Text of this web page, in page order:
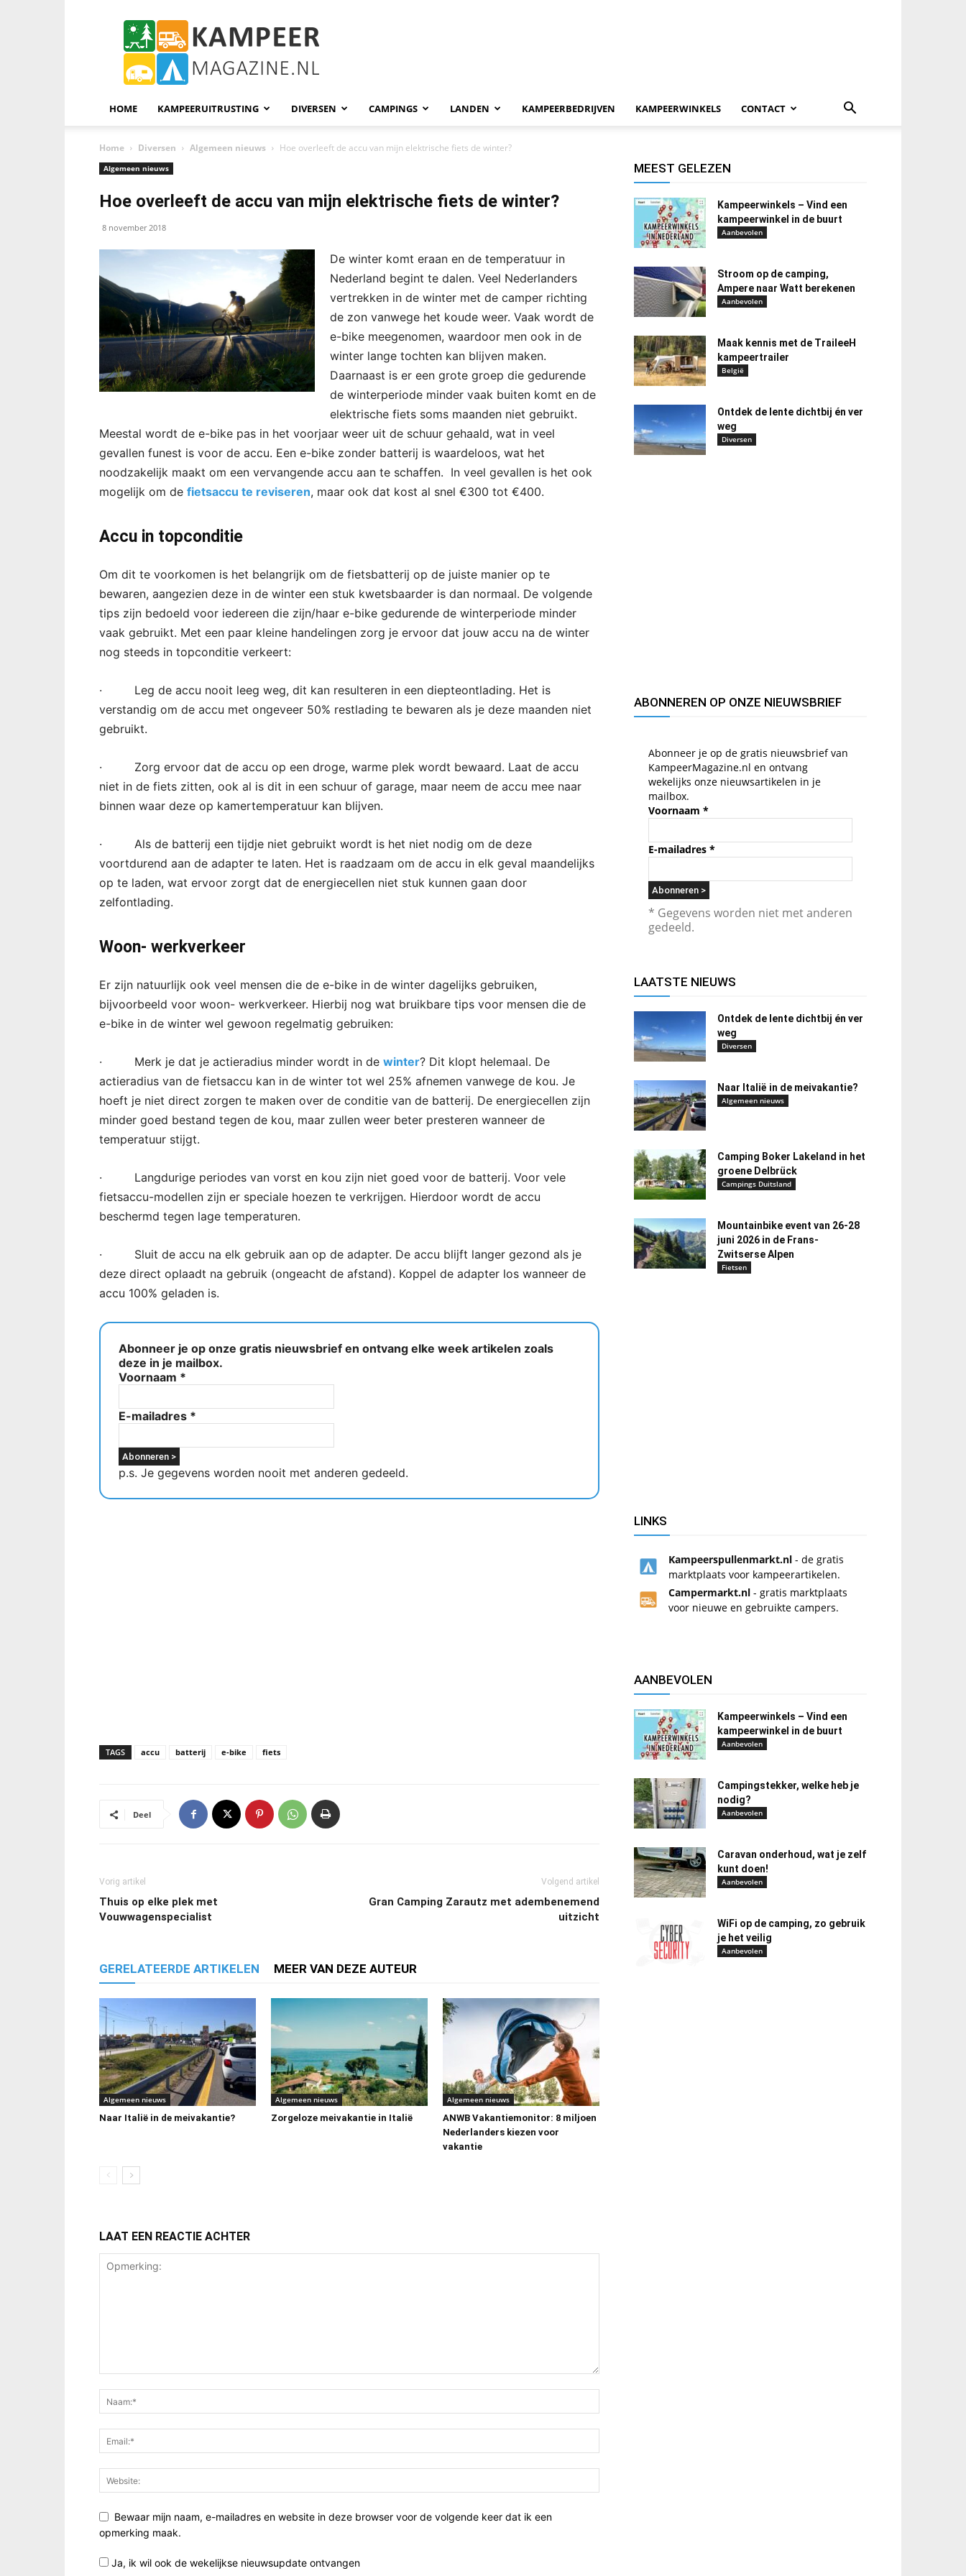
KampeerMagazine
HOME KAMPEERUITRUSTING DIVERSEN CAMPINGS LANDEN KAMPEERBEDRIJVEN KAMPEERWINKELS CONTACT
Home Diversen Algemeen nieuws Hoe overleeft de accu van mijn elektrische fiets de winter?
Algemeen nieuws
Hoe overleeft de accu van mijn elektrische fiets de winter?
8 november 2018
De winter komt eraan en de temperatuur in
Nederland begint te dalen. Veel Nederlanders
vertrekken in de winter met de camper richting
de zon vanwege het koude weer. Vaak wordt de
e-bike meegenomen, waardoor men ook in de
winter lange tochten kan blijven maken.
Daarnaast is er een grote groep die gedurende
de winterperiode minder vaak buiten komt en de
elektrische fiets soms maanden niet gebruikt.
Meestal wordt de e-bike pas in het voorjaar weer uit de schuur gehaald, wat in veel
gevallen funest is voor de accu. Een e-bike zonder batterij is waardeloos, wat het
noodzakelijk maakt om een vervangende accu aan te schaffen. In veel gevallen is het ook
mogelijk om de fietsaccu te reviseren, maar ook dat kost al snel €300 tot €400.
Accu in topconditie
Om dit te voorkomen is het belangrijk om de fietsbatterij op de juiste manier op te
bewaren, aangezien deze in de winter een stuk kwetsbaarder is dan normaal. De volgende
tips zijn bedoeld voor iedereen die zijn/haar e-bike gedurende de winterperiode minder
vaak gebruikt. Met een paar kleine handelingen zorg je ervoor dat jouw accu na de winter
nog steeds in topconditie verkeert:
· Leg de accu nooit leeg weg, dit kan resulteren in een diepteontlading. Het is
verstandig om de accu met ongeveer 50% restlading te bewaren als je deze maanden niet
gebruikt.
· Zorg ervoor dat de accu op een droge, warme plek wordt bewaard. Laat de accu
niet in de fiets zitten, ook al is dit in een schuur of garage, maar neem de accu mee naar
binnen waar deze op kamertemperatuur kan blijven.
· Als de batterij een tijdje niet gebruikt wordt is het niet nodig om de deze
voortdurend aan de adapter te laten. Het is raadzaam om de accu in elk geval maandelijks
op te laden, wat ervoor zorgt dat de energiecellen niet stuk kunnen gaan door
zelfontlading.
Woon- werkverkeer
Er zijn natuurlijk ook veel mensen die de e-bike in de winter dagelijks gebruiken,
bijvoorbeeld voor woon- werkverkeer. Hierbij nog wat bruikbare tips voor mensen die de
e-bike in de winter wel gewoon regelmatig gebruiken:
· Merk je dat je actieradius minder wordt in de winter? Dit klopt helemaal. De
actieradius van de fietsaccu kan in de winter tot wel 25% afnemen vanwege de kou. Je
hoeft je niet direct zorgen te maken over de conditie van de batterij. De energiecellen zijn
minder goed bestand tegen de kou, maar zullen weer beter presteren wanneer de
temperatuur stijgt.
· Langdurige periodes van vorst en kou zijn niet goed voor de batterij. Voor vele
fietsaccu-modellen zijn er speciale hoezen te verkrijgen. Hierdoor wordt de accu
beschermd tegen lage temperaturen.
· Sluit de accu na elk gebruik aan op de adapter. De accu blijft langer gezond als je
deze direct oplaadt na gebruik (ongeacht de afstand). Koppel de adapter los wanneer de
accu 100% geladen is.
Abonneer je op onze gratis nieuwsbrief en ontvang elke week artikelen zoals
deze in je mailbox.
Voornaam *
E-mailadres *
p.s. Je gegevens worden nooit met anderen gedeeld.
TAGS accu batterij e-bike fiets
Deel
Vorig artikel
Thuis op elke plek met
Vouwwagenspecialist
Volgend artikel
Gran Camping Zarautz met adembenemend
uitzicht
GERELATEERDE ARTIKELEN MEER VAN DEZE AUTEUR
Algemeen nieuws
Naar Italië in de meivakantie?
Algemeen nieuws
Zorgeloze meivakantie in Italië
Algemeen nieuws
ANWB Vakantiemonitor: 8 miljoen
Nederlanders kiezen voor
vakantie
LAAT EEN REACTIE ACHTER
Bewaar mijn naam, e-mailadres en website in deze browser voor de volgende keer dat ik een
opmerking maak.
Ja, ik wil ook de wekelijkse nieuwsupdate ontvangen
MEEST GELEZEN
Kampeerwinkels – Vind een
kampeerwinkel in de buurt
Aanbevolen
Stroom op de camping,
Ampere naar Watt berekenen
Aanbevolen
Maak kennis met de TraileeH
kampeertrailer
België
Ontdek de lente dichtbij én ver
weg
Diversen
ABONNEREN OP ONZE NIEUWSBRIEF
Abonneer je op de gratis nieuwsbrief van
KampeerMagazine.nl en ontvang
wekelijks onze nieuwsartikelen in je
mailbox.
Voornaam *
E-mailadres *
* Gegevens worden niet met anderen
gedeeld.
LAATSTE NIEUWS
Ontdek de lente dichtbij én ver
weg
Diversen
Naar Italië in de meivakantie?
Algemeen nieuws
Camping Boker Lakeland in het
groene Delbrück
Campings Duitsland
Mountainbike event van 26-28
juni 2026 in de Frans-
Zwitserse Alpen
Fietsen
LINKS
Kampeerspullenmarkt.nl - de gratis
marktplaats voor kampeerartikelen.
Campermarkt.nl - gratis marktplaats
voor nieuwe en gebruikte campers.
AANBEVOLEN
Kampeerwinkels – Vind een
kampeerwinkel in de buurt
Aanbevolen
Campingstekker, welke heb je
nodig?
Aanbevolen
Caravan onderhoud, wat je zelf
kunt doen!
Aanbevolen
WiFi op de camping, zo gebruik
je het veilig
Aanbevolen